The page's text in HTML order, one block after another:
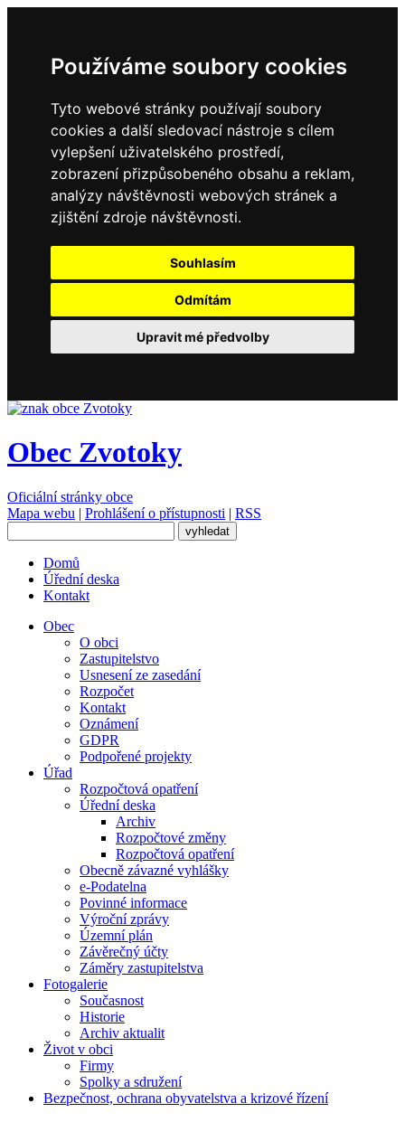
Používáme soubory cookies
Tyto webové stránky používají soubory
cookies a další sledovací nástroje s cílem
vylepšení uživatelského prostředí,
zobrazení přizpůsobeného obsahu a reklam,
analýzy návštěvnosti webových stránek a
zjištění zdroje návštěvnosti.
Souhlasím
Odmítám
Upravit mé předvolby
Obec Zvotoky
Oficiální stránky obce
Mapa webu | Prohlášení o přístupnosti | RSS
Domů
Úřední deska
Kontakt
Obec
O obci
Zastupitelstvo
Usnesení ze zasedání
Rozpočet
Kontakt
Oznámení
GDPR
Podpořené projekty
Úřad
Rozpočtová opatření
Úřední deska
Archiv
Rozpočtové změny
Rozpočtová opatření
Obecně závazné vyhlášky
e-Podatelna
Povinné informace
Výroční zprávy
Územní plán
Závěrečný účty
Záměry zastupitelstva
Fotogalerie
Současnost
Historie
Archiv aktualit
Život v obci
Firmy
Spolky a sdružení
Bezpečnost, ochrana obyvatelstva a krizové řízení